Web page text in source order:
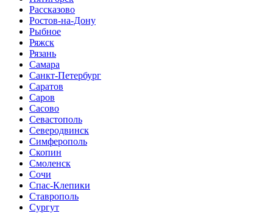
Рассказово
Ростов-на-Дону
Рыбное
Ряжск
Рязань
Самара
Санкт-Петербург
Саратов
Саров
Сасово
Севастополь
Северодвинск
Симферополь
Скопин
Смоленск
Сочи
Спас-Клепики
Ставрополь
Сургут